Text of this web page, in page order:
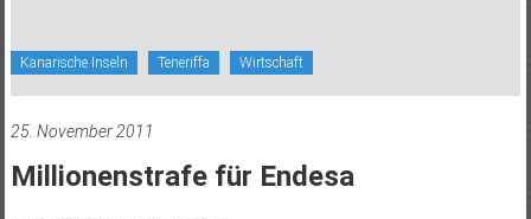
Kanarische Inseln Teneriffa Wirtschaft
25. November 2011
Millionenstrafe für Endesa